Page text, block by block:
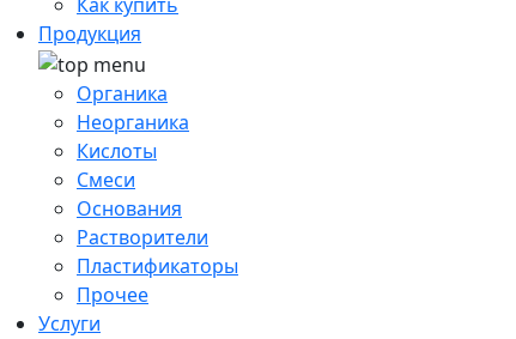
Как купить
Продукция
Органика
Неорганика
Кислоты
Смеси
Основания
Растворители
Пластификаторы
Прочее
Услуги